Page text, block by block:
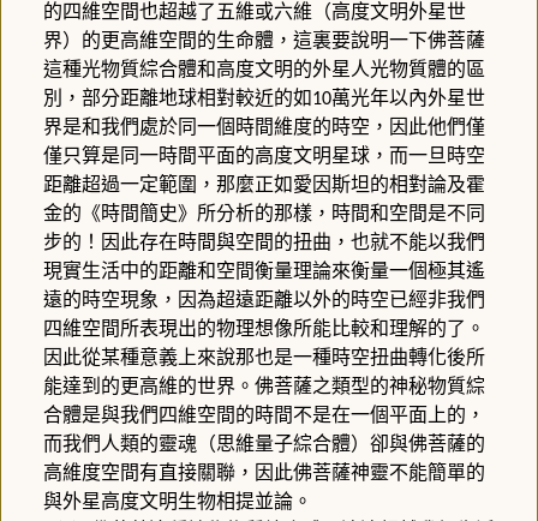
的四維空間也超越了五維或六維（高度文明外星世
界）的更高維空間的生命體，這裏要說明一下佛菩薩
這種光物質綜合體和高度文明的外星人光物質體的區
別，部分距離地球相對較近的如10萬光年以內外星世
界是和我們處於同一個時間維度的時空，因此他們僅
僅只算是同一時間平面的高度文明星球，而一旦時空
距離超過一定範圍，那麼正如愛因斯坦的相對論及霍
金的《時間簡史》所分析的那樣，時間和空間是不同
步的！因此存在時間與空間的扭曲，也就不能以我們
現實生活中的距離和空間衡量理論來衡量一個極其遙
遠的時空現象，因為超遠距離以外的時空已經非我們
四維空間所表現出的物理想像所能比較和理解的了。
因此從某種意義上來說那也是一種時空扭曲轉化後所
能達到的更高維的世界。佛菩薩之類型的神秘物質綜
合體是與我們四維空間的時間不是在一個平面上的，
而我們人類的靈魂（思維量子綜合體）卻與佛菩薩的
高維度空間有直接關聯，因此佛菩薩神靈不能簡單的
與外星高度文明生物相提並論。